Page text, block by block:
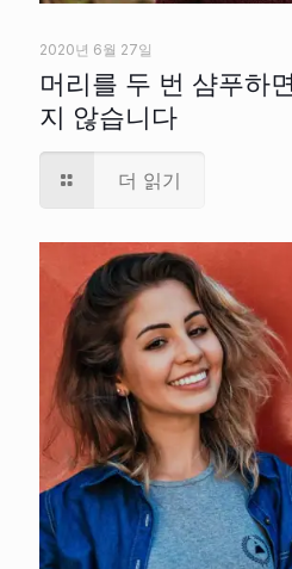
2020년 6월 27일
머리를 두 번 샴푸하
지 않습니다
더 읽기